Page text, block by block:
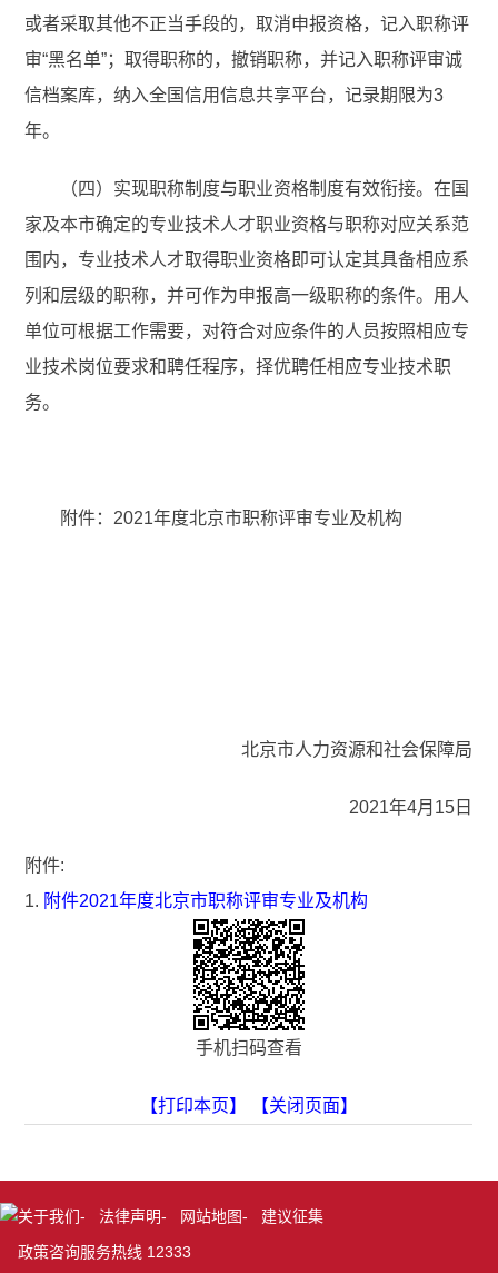
或者采取其他不正当手段的，取消申报资格，记入职称评
审“黑名单”；取得职称的，撤销职称，并记入职称评审诚
信档案库，纳入全国信用信息共享平台，记录期限为3
年。
（四）实现职称制度与职业资格制度有效衔接。在国
家及本市确定的专业技术人才职业资格与职称对应关系范
围内，专业技术人才取得职业资格即可认定其具备相应系
列和层级的职称，并可作为申报高一级职称的条件。用人
单位可根据工作需要，对符合对应条件的人员按照相应专
业技术岗位要求和聘任程序，择优聘任相应专业技术职
务。
附件：2021年度北京市职称评审专业及机构
北京市人力资源和社会保障局
2021年4月15日
附件:
1. 附件2021年度北京市职称评审专业及机构
手机扫码查看
【打印本页】 【关闭页面】
关于我们- 法律声明- 网站地图- 建议征集
政策咨询服务热线 12333